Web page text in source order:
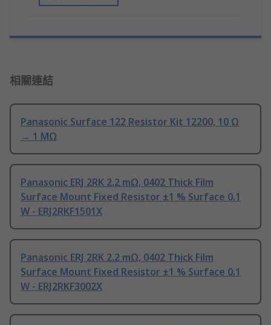
相關連結
Panasonic Surface 122 Resistor Kit 12200, 10 Ω
→ 1 MΩ
Panasonic ERJ 2RK 2.2 mΩ, 0402 Thick Film
Surface Mount Fixed Resistor ±1 % Surface 0.1
W - ERJ2RKF1501X
Panasonic ERJ 2RK 2.2 mΩ, 0402 Thick Film
Surface Mount Fixed Resistor ±1 % Surface 0.1
W - ERJ2RKF3002X